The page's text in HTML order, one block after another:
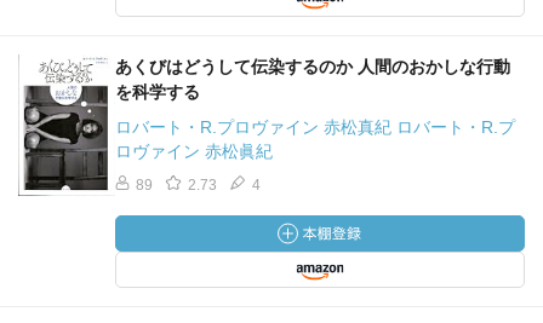
あくびはどうして伝染するのか 人間のおかしな行動
を科学する
ロバート・R.プロヴァイン 赤松真紀 ロバート・R.プ
ロヴァイン 赤松眞紀
89 2.73 4